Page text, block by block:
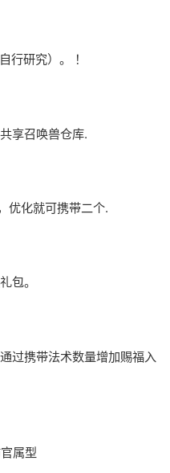
行研究）。 ！
享召唤兽仓库.
优化就可携带二个.
包。
过携带法术数量增加赐福入
属型